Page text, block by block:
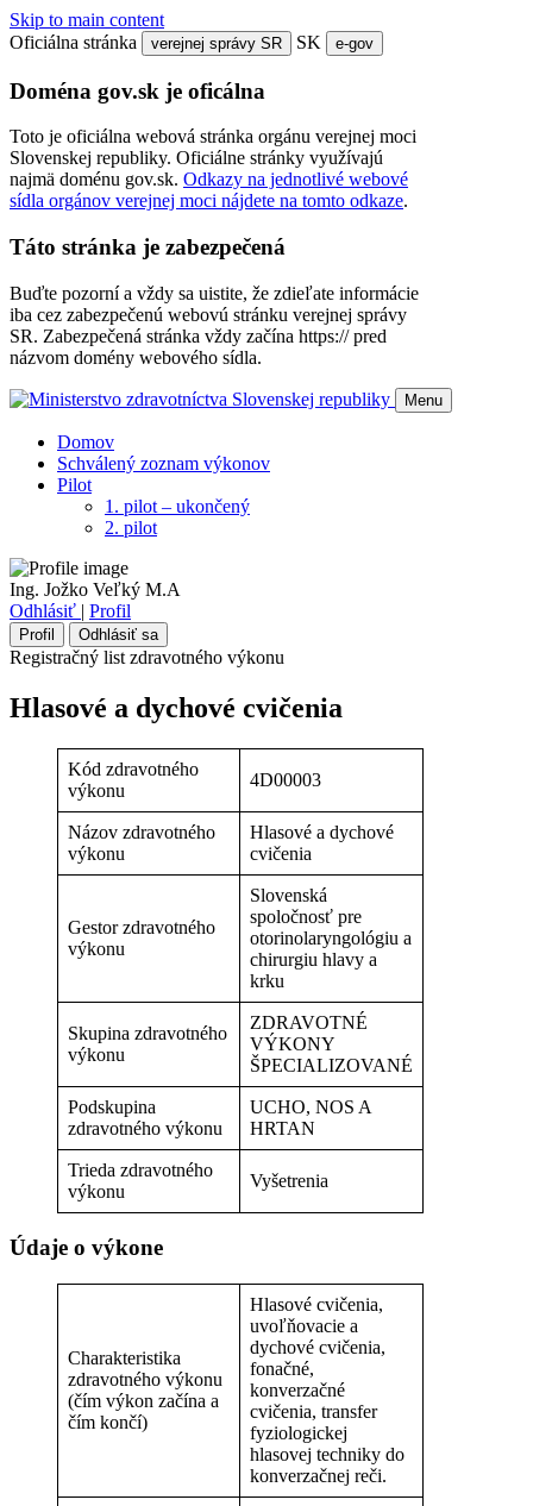
Skip to main content
Oficiálna stránka
verejnej správy SR SK e-gov
Doména gov.sk je oficálna
Toto je oficiálna webová stránka orgánu verejnej moci
Slovenskej republiky. Oficiálne stránky využívajú
najmä doménu gov.sk. Odkazy na jednotlivé webové
sídla orgánov verejnej moci nájdete na tomto odkaze.
Táto stránka je zabezpečená
Buďte pozorní a vždy sa uistite, že zdieľate informácie
iba cez zabezpečenú webovú stránku verejnej správy
SR. Zabezpečená stránka vždy začína https:// pred
názvom domény webového sídla.
Menu
Domov
Schválený zoznam výkonov
Pilot
1. pilot – ukončený
2. pilot
Ing. Jožko Veľký M.A
Odhlásiť | Profil
Profil Odhlásiť sa
Registračný list zdravotného výkonu
Hlasové a dychové cvičenia
Kód zdravotného
výkonu
4D00003
Názov zdravotného
výkonu
Hlasové a dychové
cvičenia
Gestor zdravotného
výkonu
Slovenská
spoločnosť pre
otorinolaryngológiu a
chirurgiu hlavy a
krku
Skupina zdravotného
výkonu
ZDRAVOTNÉ
VÝKONY
ŠPECIALIZOVANÉ
Podskupina
zdravotného výkonu
UCHO, NOS A
HRTAN
Trieda zdravotného
výkonu
Vyšetrenia
Údaje o výkone
Charakteristika
zdravotného výkonu
(čím výkon začína a
čím končí)
Hlasové cvičenia,
uvoľňovacie a
dychové cvičenia,
fonačné,
konverzačné
cvičenia, transfer
fyziologickej
hlasovej techniky do
konverzačnej reči.